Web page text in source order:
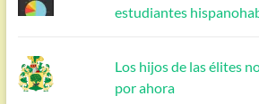
estudiantes
Los hijos de las élites
por ahora